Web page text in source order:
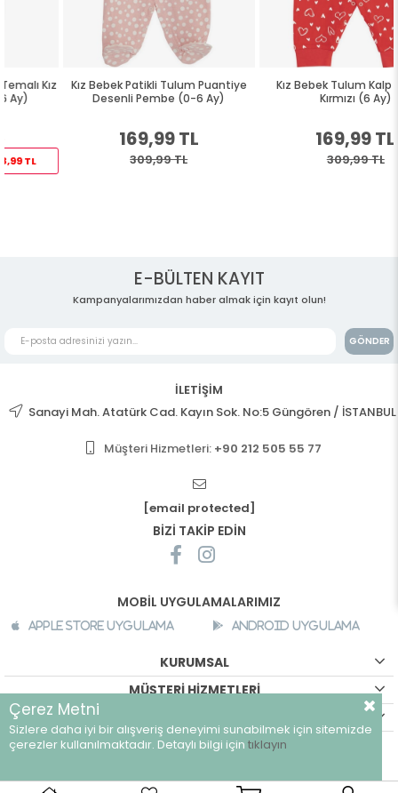
Kız Bebek Patikli Tulum Puantiye
Desenli Pembe (0-6 Ay)
169,99 TL
309,99 TL
Kız Bebek Tulum Kalp Desenli
Kırmızı (6 Ay)
169,99 TL
309,99 TL
E-BÜLTEN KAYIT
Kampanyalarımızdan haber almak için kayıt olun!
GÖNDER
İLETİŞİM
Sanayi Mah. Atatürk Cad. Kayın Sok. No:5 Güngören / İSTANBUL
Müşteri Hizmetleri: +90 212 505 55 77
[email protected]
BİZİ TAKİP EDİN
MOBİL UYGULAMALARIMIZ
Apple Store Uygulama Android Uygulama
KURUMSAL
MÜŞTERİ HİZMETLERİ
©breeze.com.tr - Tüm hakları saklıdır.
Çerez Metni
Sizlere daha iyi bir alışveriş deneyimi sunabilmek için sitemizde
çerezler kullanılmaktadır. Detaylı bilgi için tıklayın